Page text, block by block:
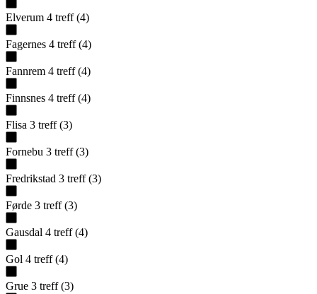
Elverum 4 treff (4)
Fagernes 4 treff (4)
Fannrem 4 treff (4)
Finnsnes 4 treff (4)
Flisa 3 treff (3)
Fornebu 3 treff (3)
Fredrikstad 3 treff (3)
Førde 3 treff (3)
Gausdal 4 treff (4)
Gol 4 treff (4)
Grue 3 treff (3)